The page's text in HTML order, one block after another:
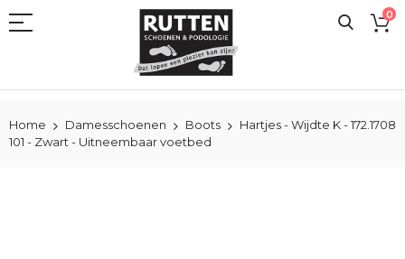
naar
0
Home Damesschoenen Boots
Hartjes - Wijdte K - 172.1708
101 - Zwart - Uitneembaar voetbed